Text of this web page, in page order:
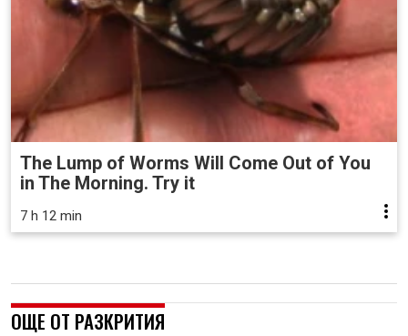
The Lump of Worms Will Come Out of You
in The Morning. Try it
7 h 12 min
ОЩЕ ОТ РАЗКРИТИЯ